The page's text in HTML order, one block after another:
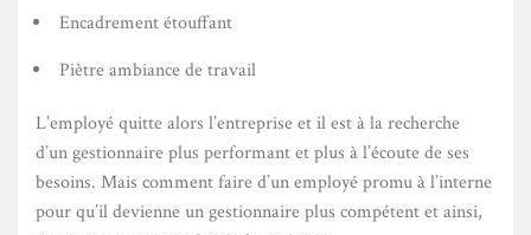
Encadrement étouffant
Piètre ambiance de travail
L’employé quitte alors l’entreprise et il est à la recherche
d’un gestionnaire plus performant et plus à l’écoute de ses
besoins. Mais comment faire d’un employé promu à l’interne
pour qu’il devienne un gestionnaire plus compétent et ainsi,